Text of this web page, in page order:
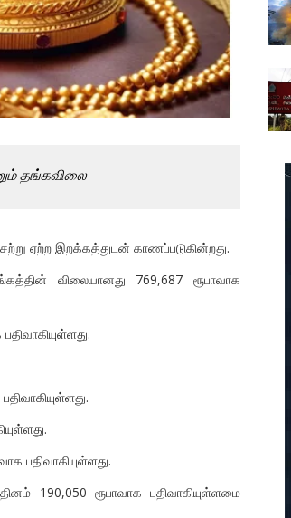
தங்கவிலை
ஏற்ற இறக்கத்துடன் காணப்படுகின்றது.
விலையானது 769,687 ரூபாவாக
பதிவாகியுள்ளது.
190,050 ரூபாவாக பதிவாகியுள்ளமை